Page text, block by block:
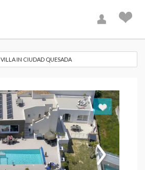
VILLA IN CIUDAD QUESADA